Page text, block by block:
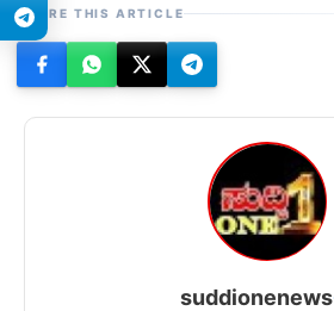
SHARE THIS ARTICLE
suddionenews